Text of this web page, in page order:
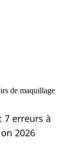
de maquillage